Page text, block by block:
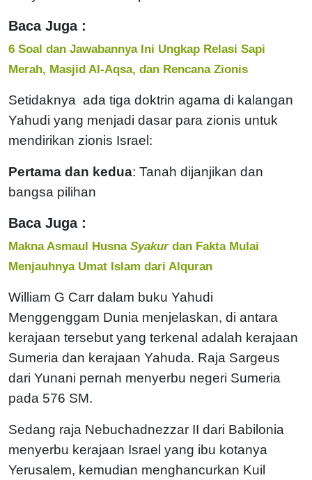
Baca Juga :
6 Soal dan Jawabannya Ini Ungkap Relasi Sapi
Merah, Masjid Al-Aqsa, dan Rencana Zionis
Setidaknya ada tiga doktrin agama di kalangan
Yahudi yang menjadi dasar para zionis untuk
mendirikan zionis Israel:
Pertama dan kedua: Tanah dijanjikan dan
bangsa pilihan
Baca Juga :
Makna Asmaul Husna Syakurdan Fakta Mulai
Menjauhnya Umat Islam dari Alquran
William G Carr dalam buku Yahudi
Menggenggam Dunia menjelaskan, di antara
kerajaan tersebut yang terkenal adalah kerajaan
Sumeria dan kerajaan Yahuda. Raja Sargeus
dari Yunani pernah menyerbu negeri Sumeria
pada 576 SM.
Sedang raja Nebuchadnezzar II dari Babilonia
menyerbu kerajaan Israel yang ibu kotanya
Yerusalem, kemudian menghancurkan Kuil